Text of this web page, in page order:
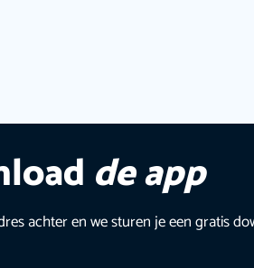
de app
achter en we sturen je een gratis